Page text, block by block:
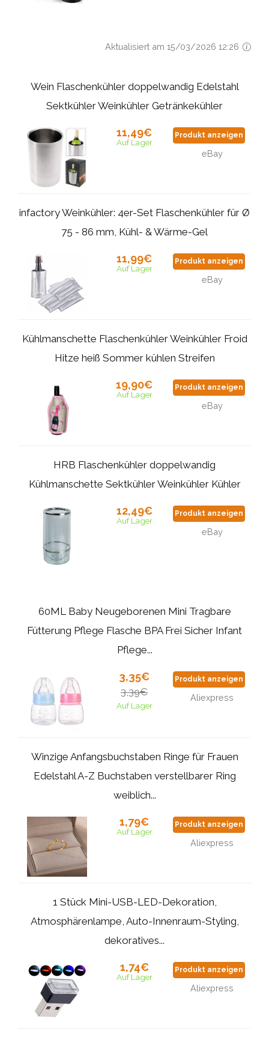
Aktualisiert am 15/03/2026 12:26
Wein Flaschenkühler doppelwandig Edelstahl
Sektkühler Weinkühler Getränkekühler
11,49€
Auf Lager
Produkt anzeigen
eBay
infactory Weinkühler: 4er-Set Flaschenkühler für Ø
75 - 86 mm, Kühl- & Wärme-Gel
11,99€
Auf Lager
Produkt anzeigen
eBay
Kühlmanschette Flaschenkühler Weinkühler Froid
Hitze heiß Sommer kühlen Streifen
19,90€
Auf Lager
Produkt anzeigen
eBay
HRB Flaschenkühler doppelwandig
Kühlmanschette Sektkühler Weinkühler Kühler
12,49€
Auf Lager
Produkt anzeigen
eBay
60ML Baby Neugeborenen Mini Tragbare
Fütterung Pflege Flasche BPA Frei Sicher Infant
Pflege...
3,35€
3,39€
Auf Lager
Produkt anzeigen
Aliexpress
Winzige Anfangsbuchstaben Ringe für Frauen
Edelstahl A-Z Buchstaben verstellbarer Ring
weiblich...
1,79€
Auf Lager
Produkt anzeigen
Aliexpress
1 Stück Mini-USB-LED-Dekoration,
Atmosphärenlampe, Auto-Innenraum-Styling,
dekoratives...
1,74€
Auf Lager
Produkt anzeigen
Aliexpress